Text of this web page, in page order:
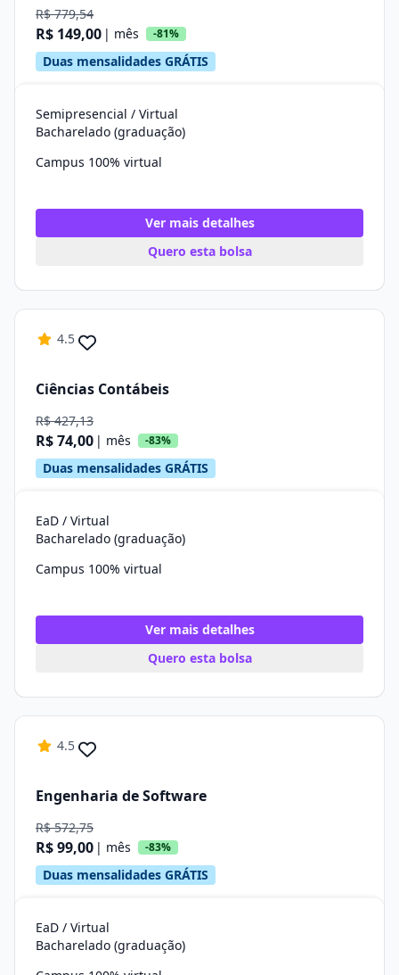
R$ 779,54
R$ 149,00 | mês -81%
Duas mensalidades GRÁTIS
Semipresencial / Virtual
Bacharelado (graduação)
Campus 100% virtual
Ver mais detalhes
Quero esta bolsa
4.5
Ciências Contábeis
R$ 427,13
R$ 74,00 | mês -83%
Duas mensalidades GRÁTIS
EaD / Virtual
Bacharelado (graduação)
Campus 100% virtual
Ver mais detalhes
Quero esta bolsa
4.5
Engenharia de Software
R$ 572,75
R$ 99,00 | mês -83%
Duas mensalidades GRÁTIS
EaD / Virtual
Bacharelado (graduação)